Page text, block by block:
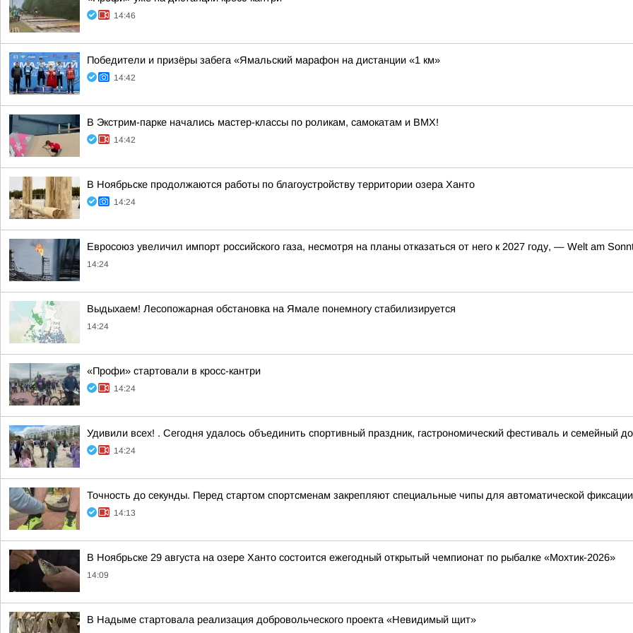
14:46
Победители и призёры забега «Ямальский марафон на дистанции «1 км»
14:42
В Экстрим-парке начались мастер-классы по роликам, самокатам и BMX!
14:42
В Ноябрьске продолжаются работы по благоустройству территории озера Ханто
14:24
Евросоюз увеличил импорт российского газа, несмотря на планы отказаться от него к 2027 году, — Welt am
14:24
Выдыхаем! Лесопожарная обстановка на Ямале понемногу стабилизируется
14:24
«Профи» стартовали в кросс-кантри
14:24
Удивили всех! . Сегодня удалось объединить спортивный праздник, гастрономический фестиваль и семейный
14:24
Точность до секунды. Перед стартом спортсменам закрепляют специальные чипы для автоматической
14:13
В Ноябрьске 29 августа на озере Ханто состоится ежегодный открытый чемпионат по рыбалке «Мохтик-2026»
14:09
В Надыме стартовала реализация добровольческого проекта «Невидимый щит»